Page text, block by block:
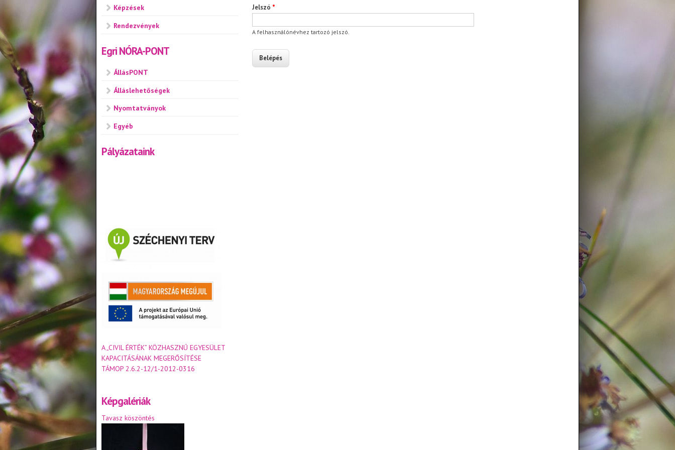
Jelszó *
A felhasználónévhez tartozó jelszó.
Képzések
Rendezvények
Egri NÓRA-PONT
ÁllásPONT
Álláslehetőségek
Nyomtatványok
Egyéb
Pályázataink
A „CIVIL ÉRTÉK” KÖZHASZNÚ EGYESÜLET
KAPACITÁSÁNAK MEGERŐSÍTÉSE
TÁMOP 2.6.2-12/1-2012-0316
Képgalériák
Tavasz köszöntés